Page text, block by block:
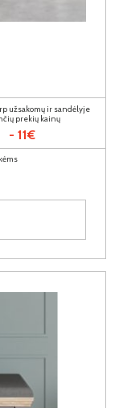
užsakomų ir sandėlyje
prekių kainų
- 11€